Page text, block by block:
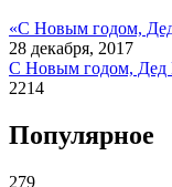
«С Новым годом,
28 декабря, 2017
С Новым годом, Дед
2214
Популярное
279